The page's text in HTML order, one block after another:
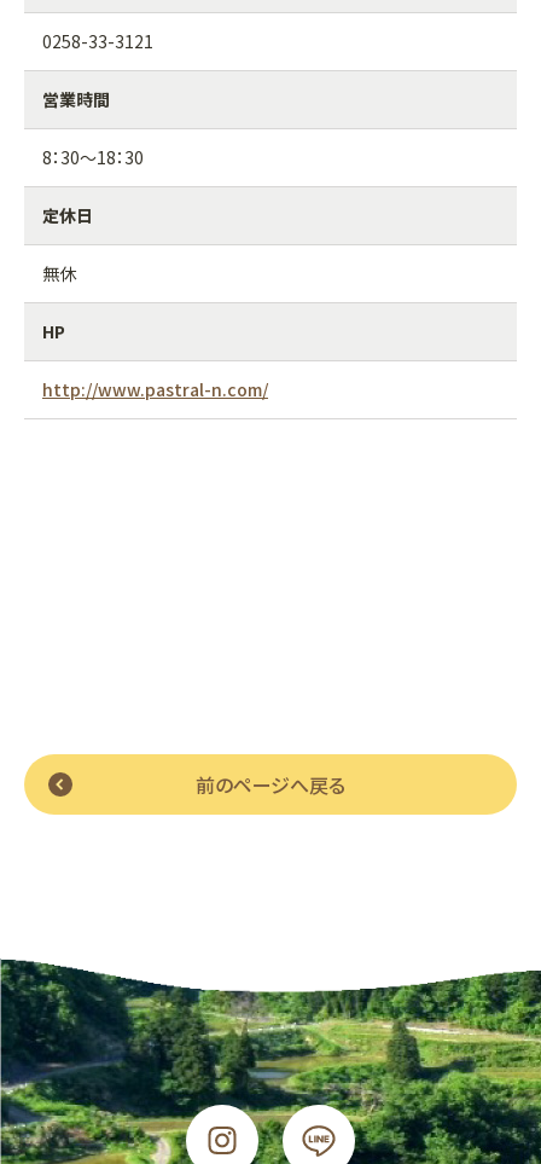
0258-33-3121
営業時間
8：30～18：30
定休日
無休
HP
http://www.pastral-n.com/
前のページへ戻る